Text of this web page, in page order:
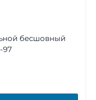
бесшовный
97